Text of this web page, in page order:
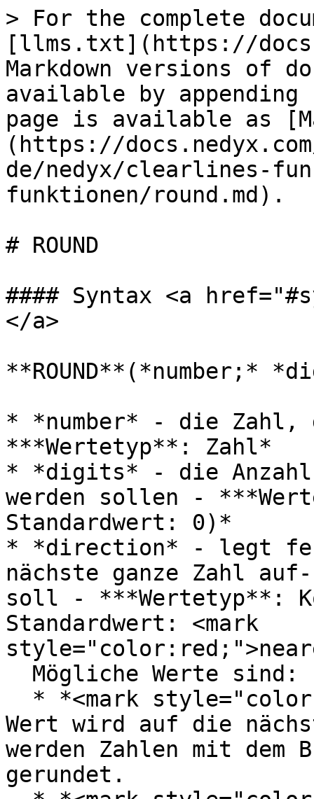
> For the complete
[llms.txt](https://
Markdown versions of
available by
page is available as
(https://
de/nedyx/clearlines-
funktionen/round.md).
# ROUND
#### Syntax <a
</a>
**ROUND**(*number;*
* *number* - die Zahl,
***Wertetyp**: Zahl*
* *digits* - die
werden sollen -
Standardwert: 0)*
* *direction* - legt
nächste ganze Zahl
soll - ***Wertetyp**:
Standardwert: <mark
Wert wird auf die
werden Zahlen mit
gerundet.